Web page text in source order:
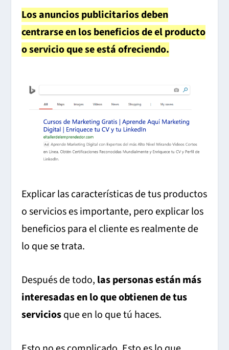
Los anuncios publicitarios deben
centrarse en los beneficios de el producto
o servicio que se está ofreciendo.
Explicar las características de tus productos
o servicios es importante, pero explicar los
beneficios para el cliente es realmente de
lo que se trata.
Después de todo, las personas están más
interesadas en lo que obtienen de tus
serviciosque en lo que tú haces.